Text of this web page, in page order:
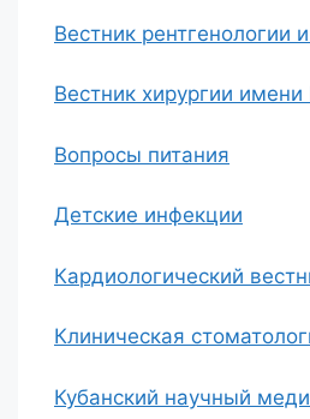
Вестник рентгенологии
Вестник хирургии
Вопросы питания
Детские инфекции
Кардиологический
Клиническая
Кубанский научный